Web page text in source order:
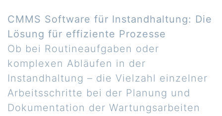
CMMS Software für Instandhaltung: Die
Lösung für effiziente Prozesse
Ob bei Routineaufgaben oder
komplexen Abläufen in der
Instandhaltung – die Vielzahl einzelner
Arbeitsschritte bei der Planung und
Dokumentation der Wartungsarbeiten